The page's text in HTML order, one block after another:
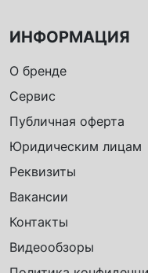
ИНФОРМАЦИЯ
О бренде
Сервис
Публичная оферта
Юридическим лицам
Реквизиты
Вакансии
Контакты
Видеообзоры